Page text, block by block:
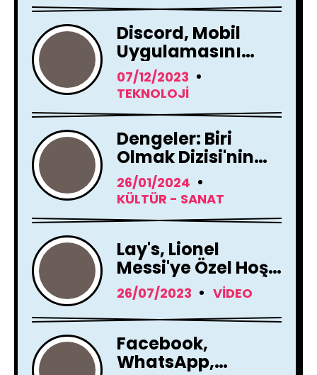
Discord, Mobil
Uygulamasını
Tamamen
Yenileme Kararı
07/12/2023
TEKNOLOJI
Dengeler: Biri
Olmak Dizisi'nin
Çekimleri Başladı !
26/01/2024
KÜLTÜR - SANAT
Lay's, Lionel
Messi'ye Özel Hoş
Geldin Mesajı!
26/07/2023 VIDEO
Facebook,
WhatsApp,